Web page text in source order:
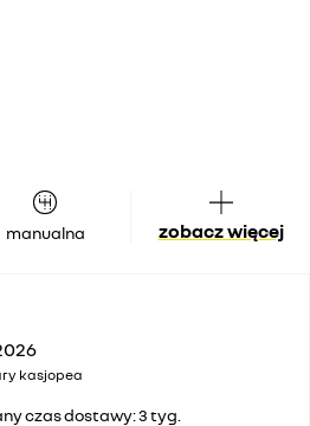
manualna zobacz więcej
kasjopea
czas dostawy: 3 tyg.